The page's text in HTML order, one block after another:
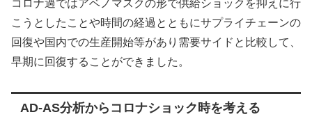
コロナ過ではアベノマスクの形で供給ショックを抑えに行
こうとしたことや時間の経過とともにサプライチェーンの
回復や国内での生産開始等があり需要サイドと比較して、
早期に回復することができました。
AD-AS分析からコロナショック時を考える